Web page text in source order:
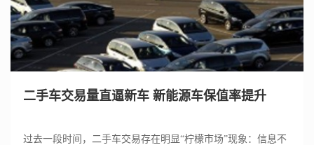
二手车交易量直逼新车 新能源车保值率提升
过去一段时间，二手车交易存在明显“柠檬市场”现象：信息不